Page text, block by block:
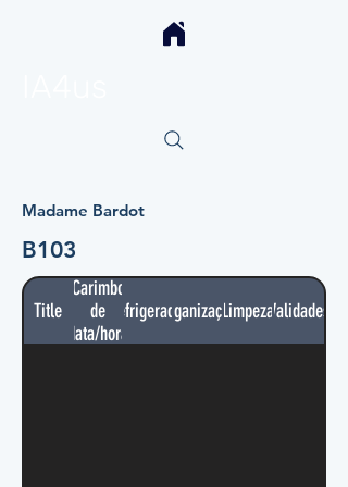
Madame Bardot
B103
Title
Carimbo
de
data/hora
RefrigeradorOrganizaçãoLimpezaValidades